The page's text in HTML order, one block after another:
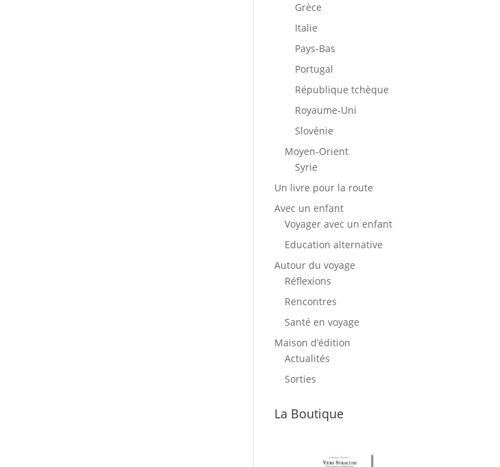
Grèce
Italie
Pays-Bas
Portugal
République tchèque
Royaume-Uni
Slovénie
Moyen-Orient
Syrie
Un livre pour la route
Avec un enfant
Voyager avec un enfant
Education alternative
Autour du voyage
Réflexions
Rencontres
Santé en voyage
Maison d’édition
Actualités
Sorties
La Boutique